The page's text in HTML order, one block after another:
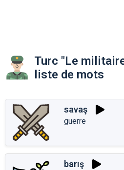
Turc "Le
liste de mots
savaş
guerre
barış